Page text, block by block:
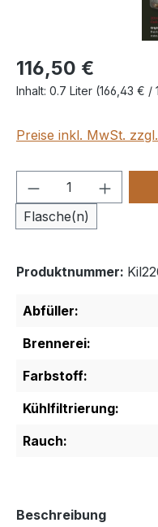
116,50 €
Inhalt: 0.7 Liter (166,43 € /
Preise inkl. MwSt.
Produkt
Flasche(n)
Produktnummer:
Abfüller:
Brennerei:
Farbstoff:
Kühlfiltrierung:
Rauch:
Beschreibung